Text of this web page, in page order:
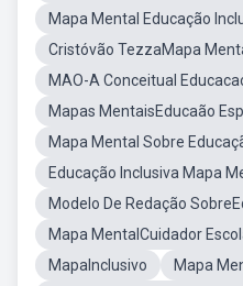
Mapa Mental Educação
Cristóvão TezzaMapa
MAO-A Conceitual
Mapas MentaisEducaão
Mapa Mental Sobre
Educação Inclusiva Mapa
Modelo De Redação
Mapa MentalCuidador
MapaInclusivo
Mapa